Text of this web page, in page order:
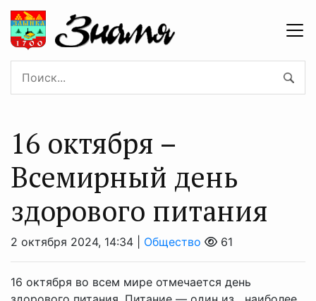
16 октября –
Всемирный день
здорового питания
2 октября 2024, 14:34 | Общество 61
16 октября во всем мире отмечается день